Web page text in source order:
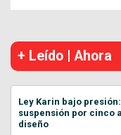
+ Leído | Ahora
Ley Karin bajo
suspensión por cinco
diseño